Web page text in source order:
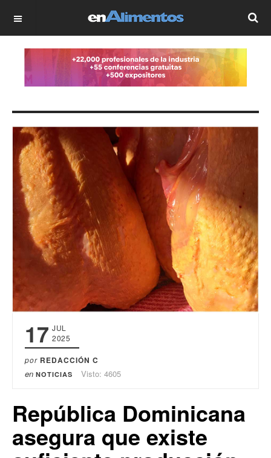
OFF CANVAS
17 JUL
2025
por REDACCIÓN C
en NOTICIAS Visto: 4605
República Dominicana
asegura que existe